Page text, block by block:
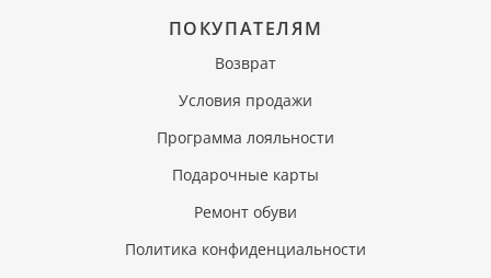
ПОКУПАТЕЛЯМ
Возврат
Условия продажи
Программа лояльности
Подарочные карты
Ремонт обуви
Политика конфиденциальности